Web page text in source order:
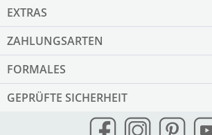
EXTRAS
ZAHLUNGSARTEN
FORMALES
GEPRÜFTE SICHERHEIT